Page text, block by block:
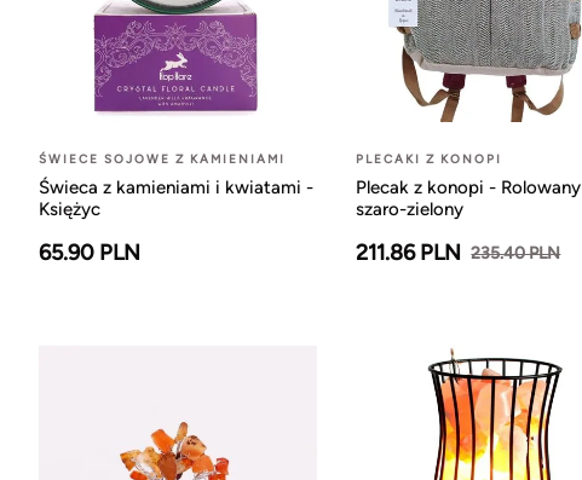
ŚWIECE SOJOWE Z KAMIENIAMI
Świeca z kamieniami i kwiatami -
Księżyc
65.90 PLN
PLECAKI Z KONOPI
Plecak z konopi - Rolowany
szaro-zielony
211.86 PLN 235.40 PLN